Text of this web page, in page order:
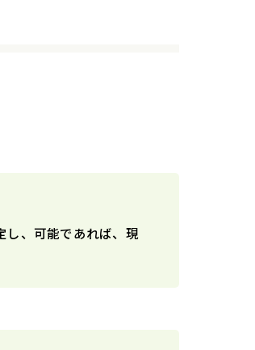
し、可能であれば、現